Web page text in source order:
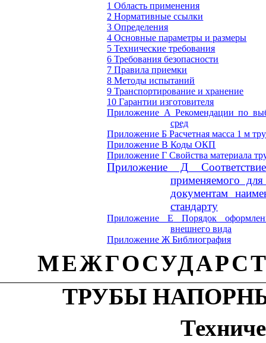
1 Область применения
2 Нормативные ссылки
3 Определения
4 Основные параметры и размеры
5 Технические требования
6 Требования безопасности
7 Правила приемки
8 Методы испытаний
9 Транспортирование и хранение
10 Гарантии изготовителя
Приложение А Рекомендации по
сред
Приложение Б Расчетная масса 1 м
Приложение В Коды ОКП
Приложение Г Свойства материала
Приложение Д
применяемого
документам
стандарту
Приложение Е
Порядок
внешнего вида
Приложение Ж Библиография
ТРУБЫ